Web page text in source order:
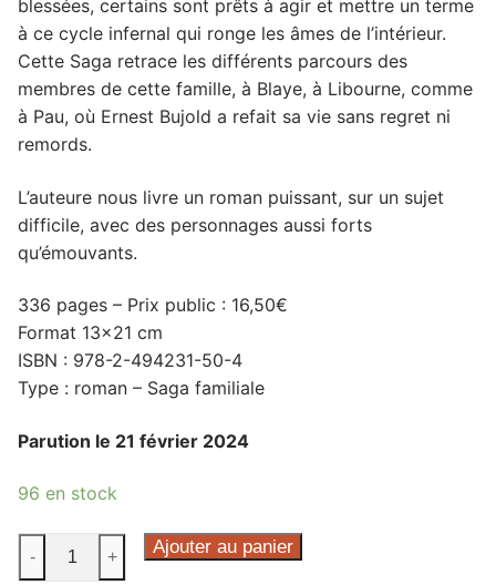
blessées, certains sont prêts à agir et mettre un terme
à ce cycle infernal qui ronge les âmes de l’intérieur.
Cette Saga retrace les différents parcours des
membres de cette famille, à Blaye, à Libourne, comme
à Pau, où Ernest Bujold a refait sa vie sans regret ni
remords.
L’auteure nous livre un roman puissant, sur un sujet
difficile, avec des personnages aussi forts
qu’émouvants.
336 pages – Prix public : 16,50€
Format 13×21 cm
ISBN : 978-2-494231-50-4
Type : roman – Saga familiale
Parution le 21 février 2024
96 en stock
quantité
de
- + Ajouter au panier